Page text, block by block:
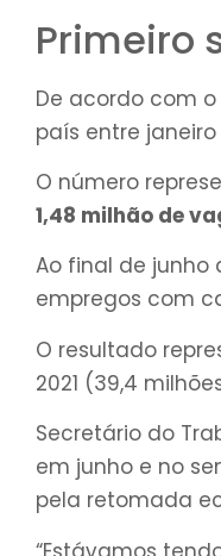
Primeiro
De acordo com
país entre janeiro
O número
1,48 milhão de
Ao final de junho
empregos com
O resultado
2021 (39,4
Secretário do
em junho e no
pela retomada